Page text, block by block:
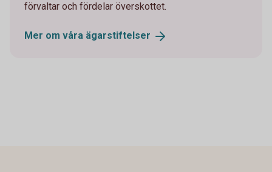
förvaltar och fördelar överskottet.
Mer om våra ägarstiftelser